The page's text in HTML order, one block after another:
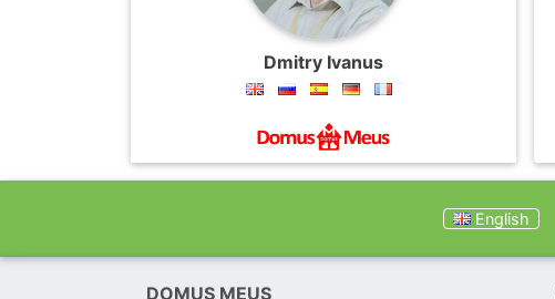
Dmitry Ivanus
English
DOMUS MEUS